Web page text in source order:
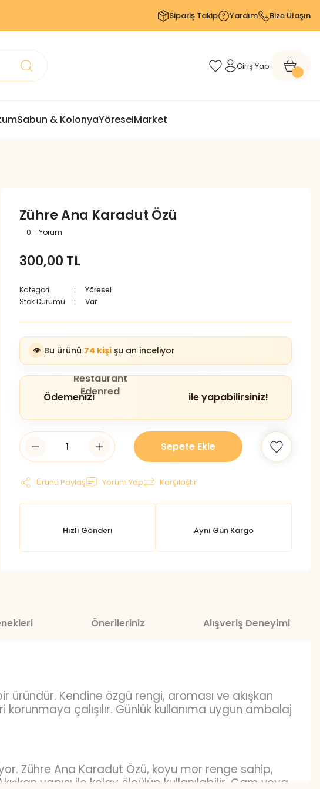
Sipariş Takip Yardım Bize Ulaşın
Giriş Yap
Sabun & KolonyaYöreselMarket
Zühre Ana Karadut Özü
0 - Yorum
300,00 TL
Kategori
Yöresel
Stok Durumu
Var
👁️ Bu ürünü 74 kişi şu an inceliyor
Ödemenizi ile yapabilirsiniz!
Sepete Ekle
Ürünü Paylaş Yorum Yap Karşılaştır
Hızlı Gönderi Aynı Gün Kargo
Önerileriniz Alışveriş Deneyimi
Kendine özgü rengi, aroması ve akışkan
çalışılır. Günlük kullanıma uygun ambalaj
Zühre Ana Karadut Özü, koyu mor renge sahip,
yapısı ile kolay ölçülüp kullanılabilir. Cam veya